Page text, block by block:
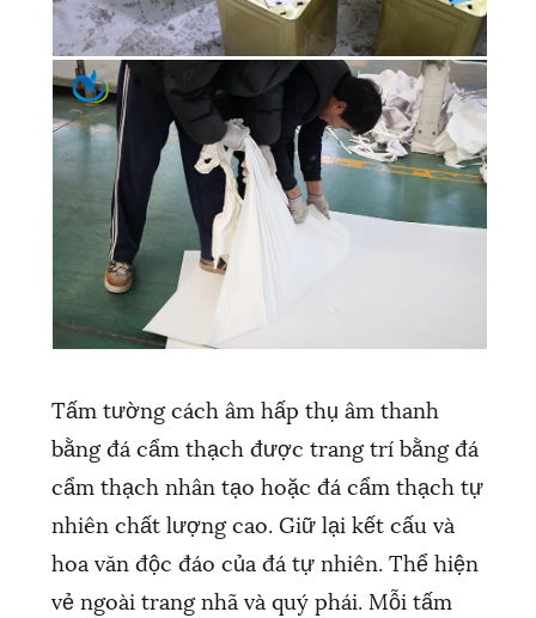
Tấm tường cách âm hấp thụ âm thanh
bằng đá cẩm thạch được trang trí bằng đá
cẩm thạch nhân tạo hoặc đá cẩm thạch tự
nhiên chất lượng cao. Giữ lại kết cấu và
hoa văn độc đáo của đá tự nhiên. Thể hiện
vẻ ngoài trang nhã và quý phái. Mỗi tấm